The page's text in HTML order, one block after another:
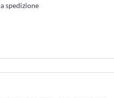
spedizione